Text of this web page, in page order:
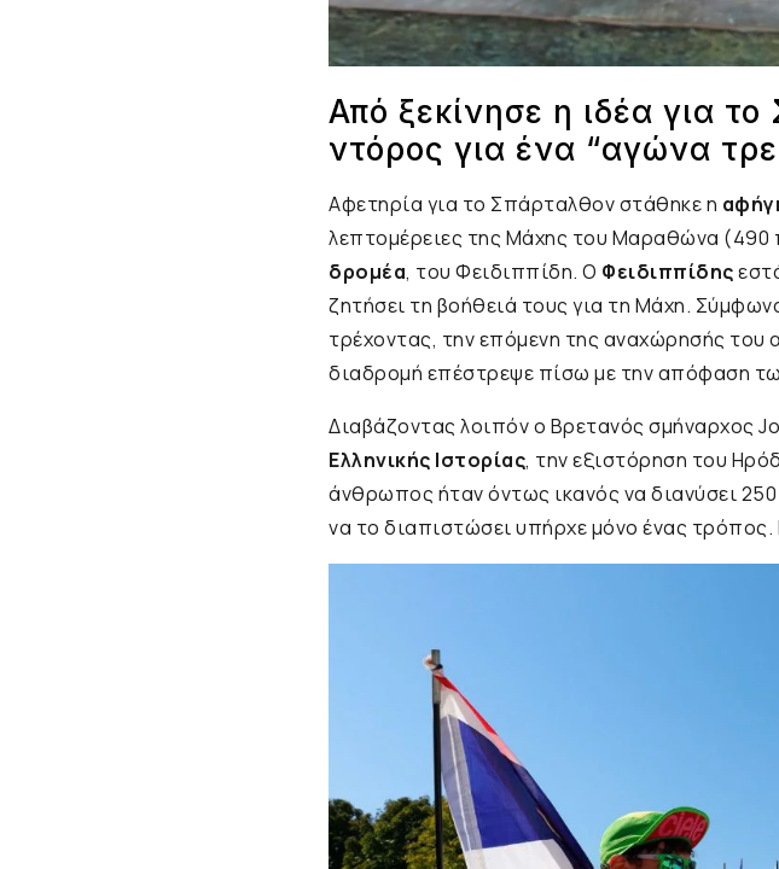
Από ξεκίνησε η ιδέα για
ντόρος για ένα “αγώνα
Αφετηρία για το Σπάρταλθον στάθηκε η
λεπτομέρειες της Μάχης του Μαραθώνα
δρομέα, του Φειδιππίδη. Ο Φειδιππίδης
ζητήσει τη βοήθειά τους για τη Μάχη.
τρέχοντας, την επόμενη της αναχώρησής
διαδρομή επέστρεψε πίσω με την απόφαση
Διαβάζοντας λοιπόν ο Βρετανός σμήναρχος
Ελληνικής Ιστορίας, την εξιστόρηση του
άνθρωπος ήταν όντως ικανός να διανύσει
να το διαπιστώσει υπήρχε μόνο ένας τρόπος.